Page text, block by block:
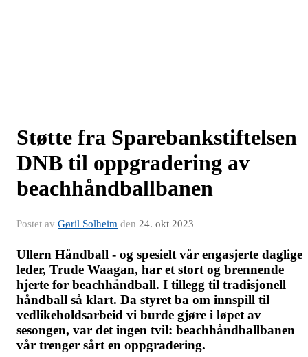
Støtte fra Sparebankstiftelsen
DNB til oppgradering av
beachhåndballbanen
Postet av Gøril Solheim den 24. okt 2023
Ullern Håndball - og spesielt vår engasjerte daglige
leder, Trude Waagan, har et stort og brennende
hjerte for beachhåndball. I tillegg til tradisjonell
håndball så klart. Da styret ba om innspill til
vedlikeholdsarbeid vi burde gjøre i løpet av
sesongen, var det ingen tvil: beachhåndballbanen
vår trenger sårt en oppgradering.